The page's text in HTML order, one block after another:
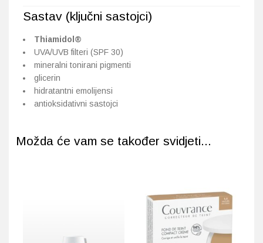
Sastav (ključni sastojci)
Thiamidol®
UVA/UVB filteri (SPF 30)
mineralni tonirani pigmenti
glicerin
hidratantni emolijensi
antioksidativni sastojci
Možda će vam se također svidjeti...